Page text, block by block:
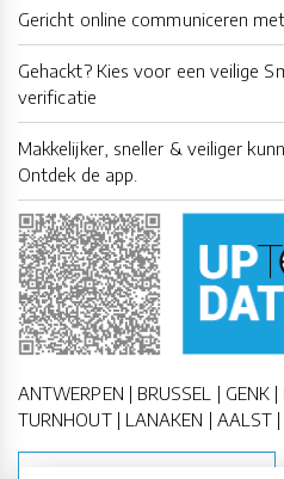
Gericht online communiceren
Gehackt? Kies voor een veilige
verificatie
Makkelijker, sneller & veiliger
Ontdek de app.
ANTWERPEN | BRUSSEL | GENK |
TURNHOUT | LANAKEN | AALST